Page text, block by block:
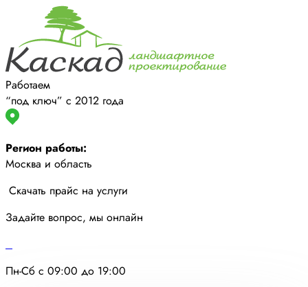
Работаем
“под ключ” с 2012 года
Регион работы:
Москва и область
Скачать прайс на услуги
Задайте вопрос, мы онлайн
Пн-Сб с 09:00 до 19:00